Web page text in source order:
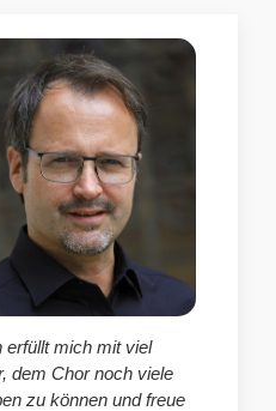
erfüllt mich mit viel
dem Chor noch viele
zu können und freue